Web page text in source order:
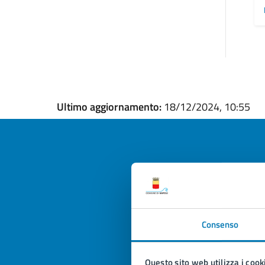
Consenso
Ultimo aggiornamento: 18/12/2024, 10:55
Valuta